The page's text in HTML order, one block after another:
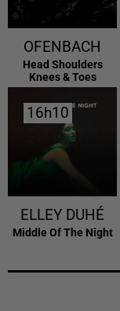
OFENBACH
Head Shoulders
Knees & Toes
16h10
16h10
ELLEY DUHÉ
Middle Of The Night